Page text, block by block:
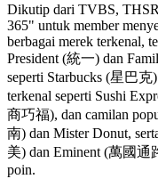
Dikutip dari TVBS,
365" untuk member
berbagai merek terkenal,
President (統一) dan
seperti Starbucks (星巴克
terkenal seperti Sushi
商巧福), dan camilan
南) dan Mister Donut,
美) dan Eminent (萬國通
poin.